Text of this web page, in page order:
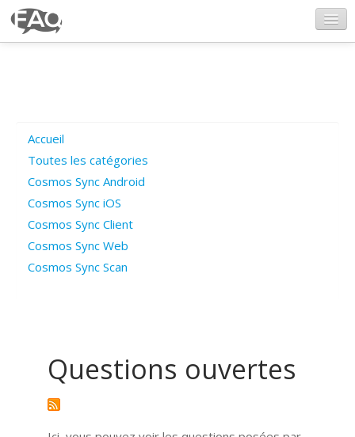
Poser une question
Questions ouvertes
Connexion
Accueil
Toutes les catégories
Cosmos Sync Android
Cosmos Sync iOS
Cosmos Sync Client
Cosmos Sync Web
Cosmos Sync Scan
Questions ouvertes